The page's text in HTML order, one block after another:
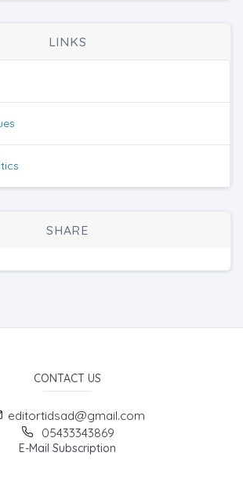
LINKS
SHARE
CONTACT US
editortidsad@gmail.com
05433343869
E-Mail Subscription